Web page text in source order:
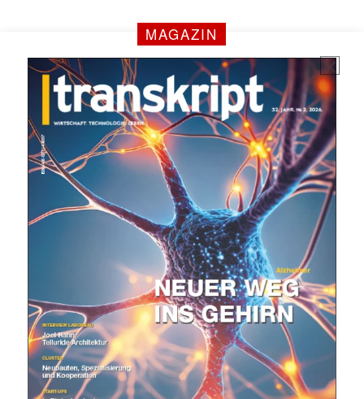
Mit dem |transkript-Newsletter
jede Woche aktuell informiert.
E-
Mail
(erforderlich)
MAGAZIN